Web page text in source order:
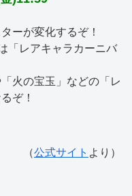
ーが変化するぞ！
「レアキャラカーニバ
火の宝玉」などの「レ
ぞ！
（公式サイト より）